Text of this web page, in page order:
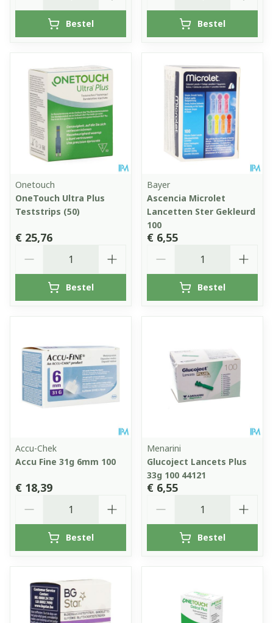
Bestel Bestel
Onetouch
OneTouch Ultra Plus
Teststrips (50)
€ 25,76
Bestel
Bayer
Ascencia Microlet
Lancetten Ster Gekleurd
100
€ 6,55
Bestel
Accu-Chek
Accu Fine 31g 6mm 100
€ 18,39
Bestel
Menarini
Glucoject Lancets Plus
33g 100 44121
€ 6,55
Bestel